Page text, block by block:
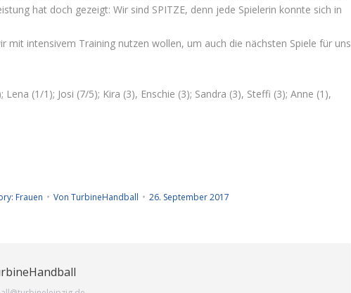
hat doch gezeigt: Wir sind SPITZE, denn jede Spielerin konnte sich in
mit intensivem Training nutzen wollen, um auch die nächsten Spiele für uns
(1/1); Josi (7/5); Kira (3), Enschie (3); Sandra (3), Steffi (3); Anne (1),
Frauen Von TurbineHandball 26. September 2017